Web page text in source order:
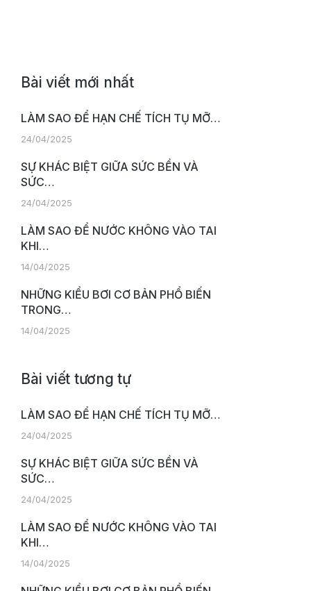
Bài viết mới nhất
LÀM SAO ĐỂ HẠN CHẾ TÍCH TỤ MỠ…
24/04/2025
SỰ KHÁC BIỆT GIỮA SỨC BỀN VÀ
SỨC…
24/04/2025
LÀM SAO ĐỂ NƯỚC KHÔNG VÀO TAI
KHI…
14/04/2025
NHỮNG KIỂU BƠI CƠ BẢN PHỔ BIẾN
TRONG…
14/04/2025
Bài viết tương tự
LÀM SAO ĐỂ HẠN CHẾ TÍCH TỤ MỠ…
24/04/2025
SỰ KHÁC BIỆT GIỮA SỨC BỀN VÀ
SỨC…
24/04/2025
LÀM SAO ĐỂ NƯỚC KHÔNG VÀO TAI
KHI…
14/04/2025